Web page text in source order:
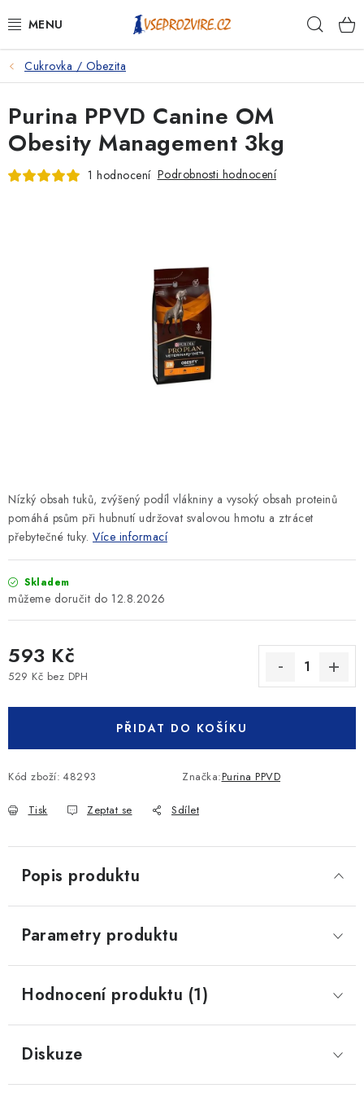
na
PSI
KOČKY
KONĚ
KRÁLÍCI/HLODAVCI/PTÁCI
Cukrovka / Obezita
Nízký obsah tuků, zvýšený podíl vlákniny a vysoký obsah proteinů
pomáhá psům při hubnutí udržovat svalovou hmotu a ztrácet
přebytečné tuky. Více informací
Skladem
12.8.2026
593 Kč
529 Kč bez DPH
PŘIDAT DO KOŠÍKU
Kód zboží: 48293 Značka:Purina PPVD
Tisk Zeptat se Sdílet
Purina PPVD Canine OM
Obesity Management 3kg
1 hodnocení Podrobnosti hodnocení
Popis produktu
Parametry produktu
Hodnocení produktu (1)
Diskuze